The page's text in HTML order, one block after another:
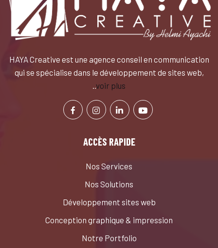
HAYA Creative est une agence conseil en communication
qui se spécialise dans le développement de sites web,
voir plus
ACCÈS RAPIDE
Nos Services
Nos Solutions
Développement sites web
Conception graphique & impression
Notre Portfolio